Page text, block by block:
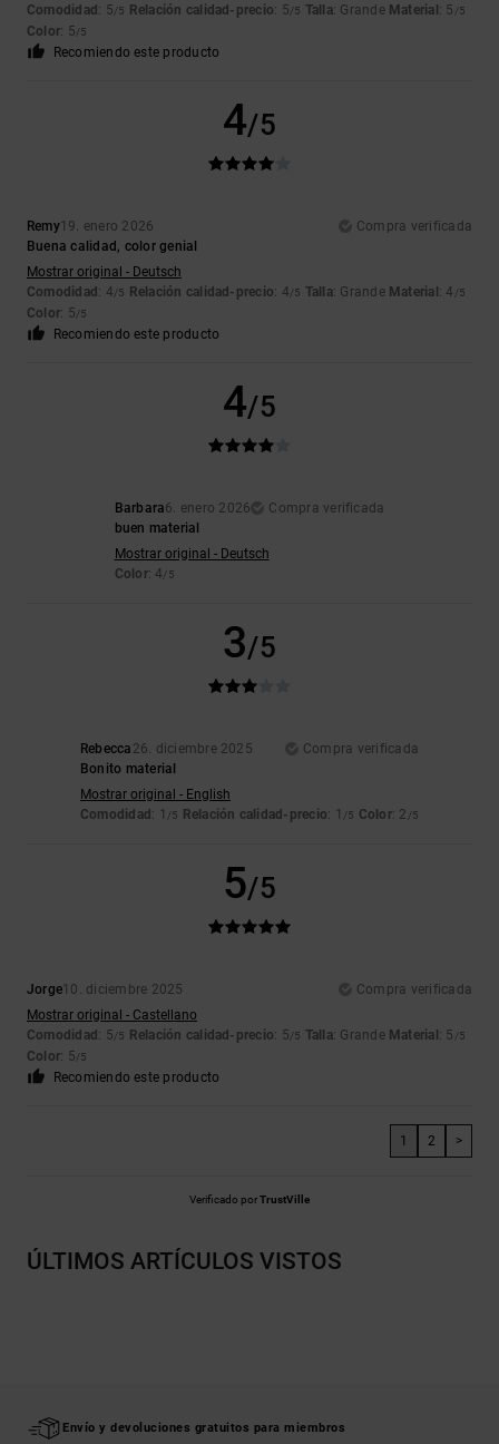
Comodidad : 5/5 Relación calidad-precio: 5/5 Talla: Grande Material : 5 /5
Color: 5/5
Recomiendo este producto
4/5
Remy19. enero 2026
Compra verificada
Buena calidad, color genial
Mostrar original - Deutsch
Comodidad : 4/5 Relación calidad-precio: 4/5 Talla: Grande Material : 4 /5
Color: 5/5
Recomiendo este producto
4/5
Barbara6. enero 2026
Compra verificada
buen material
Mostrar original - Deutsch
Color: 4/5
3/5
Rebecca 26. diciembre 2025
Compra verificada
Bonito material
Mostrar original - English
Comodidad : 1 /5 Relación calidad-precio: 1 /5 Color: 2 /5
5/5
Jorge10. diciembre 2025
Compra verificada
Mostrar original - Castellano
Comodidad : 5/5 Relación calidad-precio: 5/5 Talla: Grande Material : 5 /5
Color: 5/5
Recomiendo este producto
1 2 >
Verificado porTrustVille
ÚLTIMOS ARTÍCULOS VISTOS
Envío y devoluciones gratuitos para miembros